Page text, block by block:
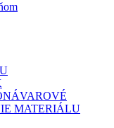
MATERIÁLU